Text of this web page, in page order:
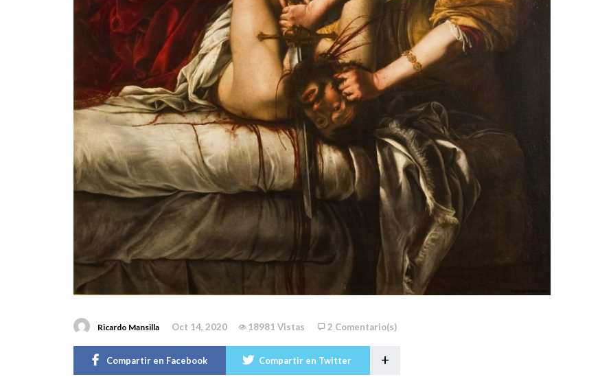
Ricardo Mansilla Oct 14, 2020 18981 Vistas 2 Comentario(s)
Compartir en Facebook Compartir en Twitter +